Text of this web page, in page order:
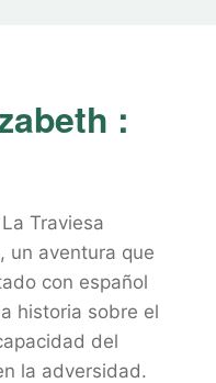
:
Traviesa
un aventura que
con español
historia sobre el
del
la adversidad.